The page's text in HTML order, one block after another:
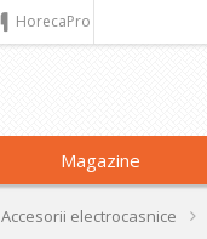
HorecaPro
Magazine
Accesorii electrocasnice